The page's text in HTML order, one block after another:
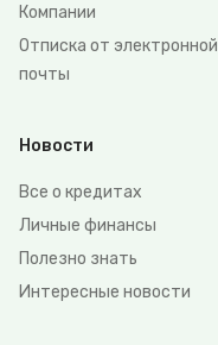
Компании
Отписка от электронной
почты
Новости
Все о кредитах
Личные финансы
Полезно знать
Интересные новости